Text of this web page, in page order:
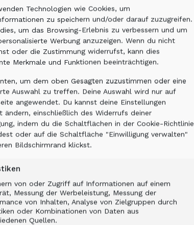
Technologien wie Cookies, um
zu speichern und/oder darauf zuzugreifen.
um das Browsing-Erlebnis zu verbessern und um
Werbung anzuzeigen. Wenn du nicht
oder die Zustimmung widerrufst, kann dies
Merkmale und Funktionen beeinträchtigen.
um dem oben Gesagten zuzustimmen oder eine
Auswahl zu treffen. Deine Auswahl wird nur auf
angewendet. Du kannst deine Einstellungen
ändern, einschließlich des Widerrufs deiner
indem du die Schaltflächen in der Cookie-Richtlinie
oder auf die Schaltfläche "Einwilligung verwalten"
Bildschirmrand klickst.
von oder Zugriff auf Informationen auf einem
Messung der Werbeleistung, Messung der
von Inhalten, Analyse von Zielgruppen durch
oder Kombinationen von Daten aus
Quellen.
Träger 2 – 12 t
Die leichten
Schaufelseparatoren der DL-
Serie sind einfache, aber
robuste und zuverlässige
Siebanbaugeräte.
ENTDECKEN